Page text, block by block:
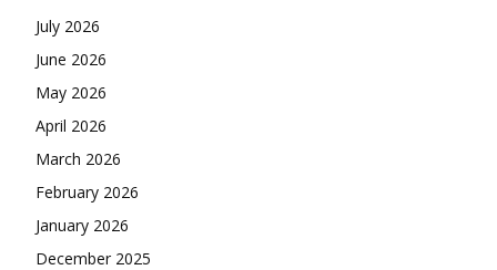
July 2026
June 2026
May 2026
April 2026
March 2026
February 2026
January 2026
December 2025